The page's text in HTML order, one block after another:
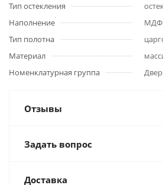
Тип остекления
Наполнение
МДФ
Тип полотна
Материал
Номенклатурная группа
Отзывы
Задать вопрос
Доставка